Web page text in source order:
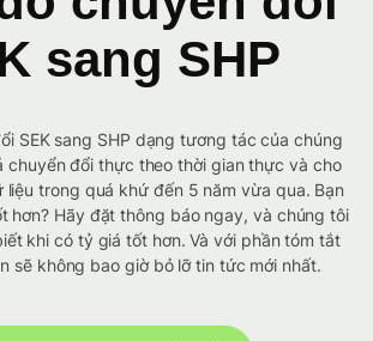
sang SHP
SEK sang SHP dạng tương tác của chúng
chuyển đổi thực theo thời gian thực và cho
liệu trong quá khứ đến 5 năm vừa qua. Bạn
hơn? Hãy đặt thông báo ngay, và chúng tôi
khi có tỷ giá tốt hơn. Và với phần tóm tắt
sẽ không bao giờ bỏ lỡ tin tức mới nhất.